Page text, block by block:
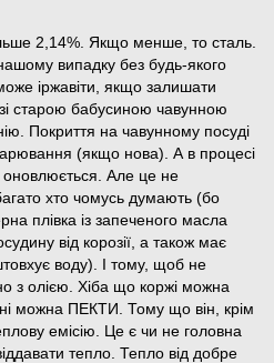
2,14%. Якщо менше, то сталь.
випадку без будь-якого
іржавіти, якщо залишати
старою бабусиною чавунною
Покриття на чавунному посуді
(якщо нова). А в процесі
оновлюється. Але це не
хто чомусь думають (бо
плівка із запеченого масла
від корозії, а також має
воду). І тому, щоб не
з олією. Хіба що коржі можна
можна ПЕКТИ. Тому що він, крім
емісію. Це є чи не головна
тепло. Тепло від добре